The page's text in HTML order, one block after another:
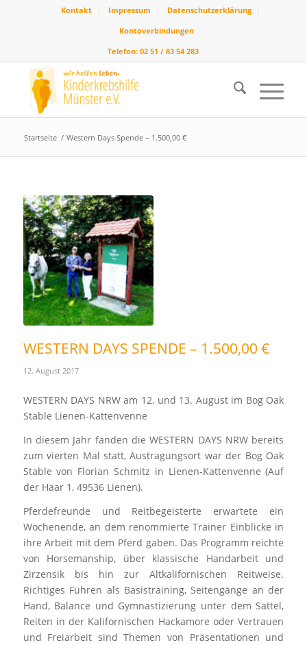
Kontakt Impressum
Datenschutzerklärung
Kontoverbindungen
Telefon: 02 51 / 83 54 283
Startseite / Western Days Spende – 1.500,00 €
WESTERN DAYS SPENDE – 1.500,00 €
12. August 2017
WESTERN DAYS NRW am 12. und 13. August im Bog Oak
Stable Lienen-Kattenvenne
In diesem Jahr fanden die WESTERN DAYS NRW bereits
zum vierten Mal statt, Austragungsort war der Bog Oak
Stable von Florian Schmitz in Lienen-Kattenvenne (Auf
der Haar 1, 49536 Lienen).
Pferdefreunde und Reitbegeisterte erwartete ein
Wochenende, an dem renommierte Trainer Einblicke in
ihre Arbeit mit dem Pferd gaben. Das Programm reichte
von Horsemanship, über klassische Handarbeit und
Zirzensik bis hin zur Altkalifornischen Reitweise.
Richtiges Führen als Basistraining, Seitengänge an der
Hand, Balance und Gymnastizierung unter dem Sattel,
Reiten in der Kalifornischen Hackamore oder Vertrauen
und Freiarbeit sind Themen von Präsentationen und